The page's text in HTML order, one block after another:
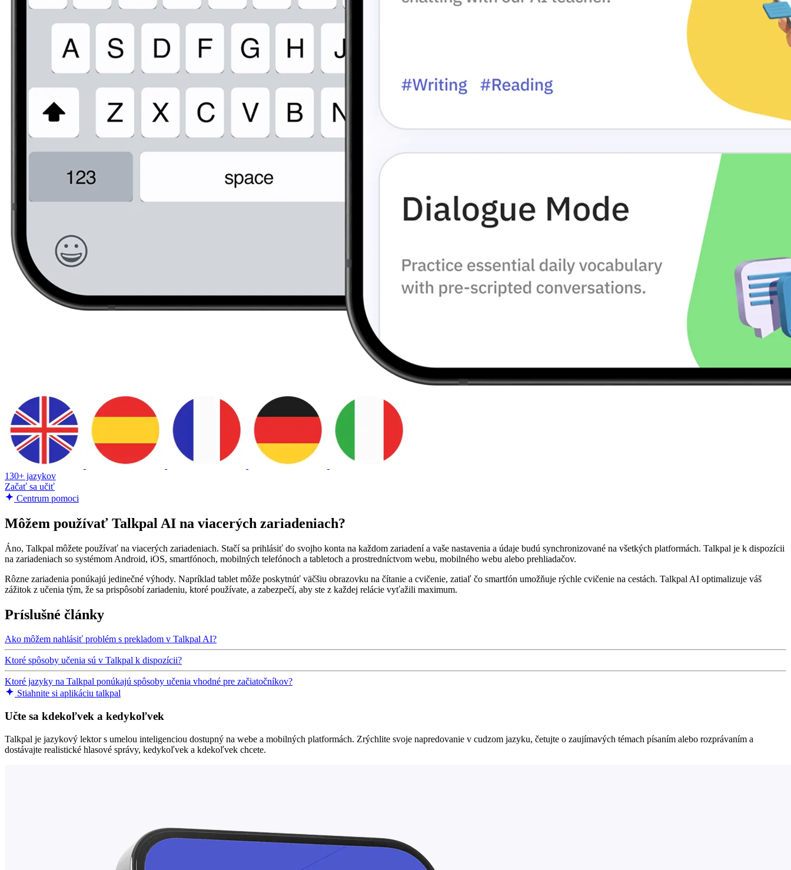
130+ jazykov
Začať sa učiť
Centrum pomoci
Môžem používať Talkpal AI na viacerých zariadeniach?
Áno, Talkpal môžete používať na viacerých zariadeniach. Stačí sa prihlásiť do svojho konta na každom zariadení a vaše nastavenia a údaje budú synchronizované na všetkých platformách. Talkpal je k dispozícii
na zariadeniach so systémom Android, iOS, smartfónoch, mobilných telefónoch a tabletoch a prostredníctvom webu, mobilného webu alebo prehliadačov.
Rôzne zariadenia ponúkajú jedinečné výhody. Napríklad tablet môže poskytnúť väčšiu obrazovku na čítanie a cvičenie, zatiaľ čo smartfón umožňuje rýchle cvičenie na cestách. Talkpal AI optimalizuje váš
zážitok z učenia tým, že sa prispôsobí zariadeniu, ktoré používate, a zabezpečí, aby ste z každej relácie vyťažili maximum.
Príslušné články
Ako môžem nahlásiť problém s prekladom v Talkpal AI?
Ktoré spôsoby učenia sú v Talkpal k dispozícii?
Ktoré jazyky na Talkpal ponúkajú spôsoby učenia vhodné pre začiatočníkov?
Stiahnite si aplikáciu talkpal
Učte sa kdekoľvek a kedykoľvek
Talkpal je jazykový lektor s umelou inteligenciou dostupný na webe a mobilných platformách. Zrýchlite svoje napredovanie v cudzom jazyku, četujte o zaujímavých témach písaním alebo rozprávaním a
dostávajte realistické hlasové správy, kedykoľvek a kdekoľvek chcete.